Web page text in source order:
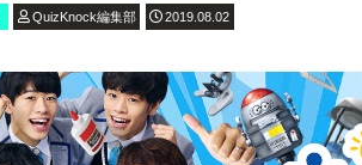
QuizKnock編集部 2019.08.02